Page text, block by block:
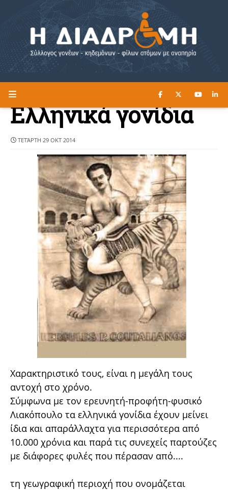
Η ΔΙΑΔΡΟΜΗ ΔΙΑΒΑΣΤΕ ΕΔΩ ►
Ελληνικά γονίδια
ΤΕΤΆΡΤΗ 29 ΟΚΤ 2014
Χαρακτηριστικό τους, είναι η μεγάλη τους
αντοχή στο χρόνο.
Σύμφωνα με τον ερευνητή-προφήτη-φυσικό
Λιακόπουλο τα ελληνικά γονίδια έχουν μείνει
ίδια και απαράλλαχτα για περισσότερα από
10.000 χρόνια και παρά τις συνεχείς παρτούζες
με διάφορες φυλές που πέρασαν από....
τη γεωγραφική περιοχή που ονομάζεται